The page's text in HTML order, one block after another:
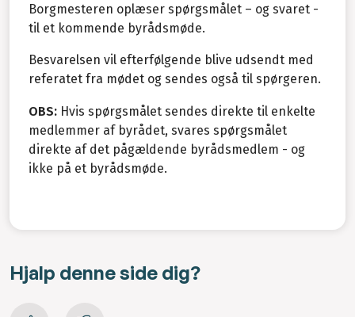
Borgmesteren oplæser spørgsmålet – og svaret -
til et kommende byrådsmøde.
Besvarelsen vil efterfølgende blive udsendt med
referatet fra mødet og sendes også til spørgeren.
OBS: Hvis spørgsmålet sendes direkte til enkelte
medlemmer af byrådet, svares spørgsmålet
direkte af det pågældende byrådsmedlem - og
ikke på et byrådsmøde.
Hjalp denne side dig?